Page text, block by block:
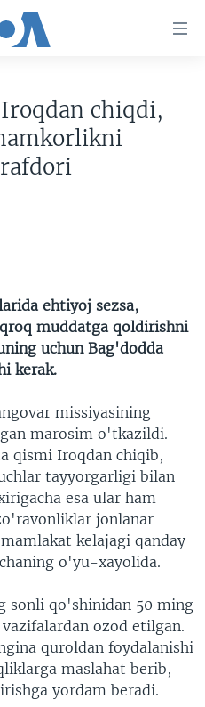
chiqdi,
ehtiyoj sezsa,
muddatga qoldirishni
uchun Bag'dodda
kerak.
missiyasining
marosim o'tkazildi.
qismi Iroqdan chiqib,
tayyorgarligi bilan
esa ular ham
jonlanar
kelajagi qanday
o'yu-xayolida.
sonli qo'shinidan 50 ming
ozod etilgan.
quroldan foydalanishi
maslahat berib,
yordam beradi.